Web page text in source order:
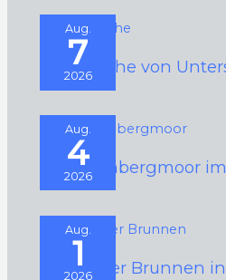
Aug.
7
2026
Rundkirche von
Aug.
4
2026
Schützenbergmoor
Aug.
1
2026
Schwarzer Brunnen